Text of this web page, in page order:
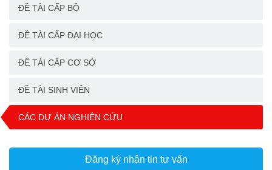
ĐỀ TÀI CẤP BỘ
ĐỀ TÀI CẤP ĐẠI HỌC
ĐỀ TÀI CẤP CƠ SỞ
ĐỀ TÀI SINH VIÊN
CÁC DỰ ÁN NGHIÊN CỨU
Đăng ký nhận tin tư vấn